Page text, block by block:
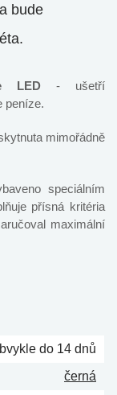
bude
LED - ušetří
peníze.
mimořádně
speciálním
přísná kritéria
maximální
do 14 dnů
černá